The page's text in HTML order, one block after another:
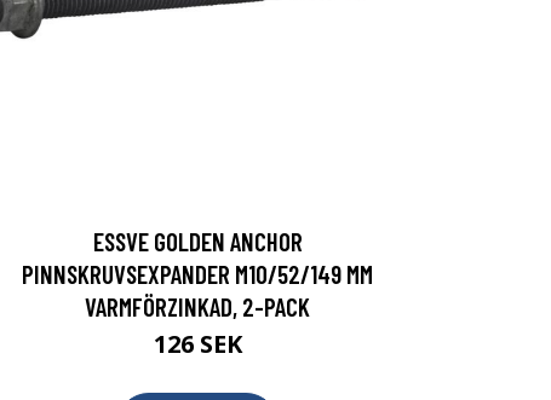
ESSVE GOLDEN ANCHOR
PINNSKRUVSEXPANDER M10/52/149 MM
VARMFÖRZINKAD, 2-PACK
126 SEK